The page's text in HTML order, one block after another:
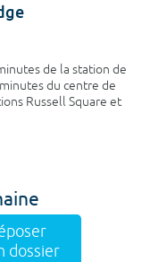
de la station de
du centre de
Russell Square et
dossier